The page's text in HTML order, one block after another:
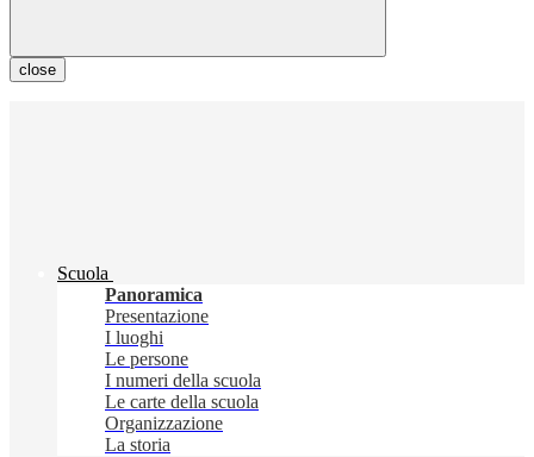
close
Scuola
Panoramica
Presentazione
I luoghi
Le persone
I numeri della scuola
Le carte della scuola
Organizzazione
La storia